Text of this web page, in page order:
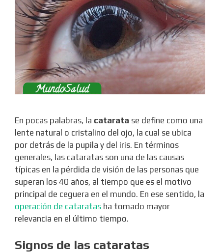
En pocas palabras, la catarata se define como una
lente natural o cristalino del ojo, la cual se ubica
por detrás de la pupila y del iris. En términos
generales, las cataratas son una de las causas
típicas en la pérdida de visión de las personas que
superan los 40 años, al tiempo que es el motivo
principal de ceguera en el mundo. En ese sentido, la
operación de cataratas ha tomado mayor
relevancia en el último tiempo.
Signos de las cataratas